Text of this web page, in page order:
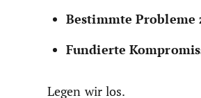
Bestimmte
Fundierte
Legen wir los.